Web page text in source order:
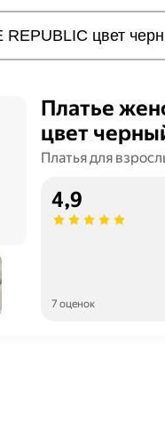
Платье
цвет
Платья для
4,9
7 оценок